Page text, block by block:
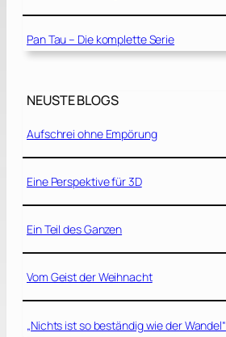
Pan Tau – Die komplette Serie
NEUSTE BLOGS
Aufschrei ohne Empörung
Eine Perspektive für 3D
Ein Teil des Ganzen
Vom Geist der Weihnacht
„Nichts ist so beständig wie der Wandel“